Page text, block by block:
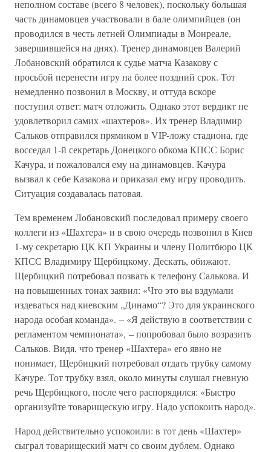
неполном составе (всего 8 человек), поскольку большая
часть динамовцев участвовали в бале олимпийцев (он
проводился в честь летней Олимпиады в Монреале,
завершившейся на днях). Тренер динамовцев Валерий
Лобановский обратился к судье матча Казакову с
просьбой перенести игру на более поздний срок. Тот
немедленно позвонил в Москву, и оттуда вскоре
поступил ответ: матч отложить. Однако этот вердикт не
удовлетворил самих «шахтеров». Их тренер Владимир
Сальков отправился прямиком в VIP-ложу стадиона, где
восседал 1-й секретарь Донецкого обкома КПСС Борис
Качура, и пожаловался ему на динамовцев. Качура
вызвал к себе Казакова и приказал ему игру проводить.
Ситуация создавалась патовая.
Тем временем Лобановский последовал примеру своего
коллеги из «Шахтера» и в свою очередь позвонил в Киев
1-му секретарю ЦК КП Украины и члену Политбюро ЦК
КПСС Владимиру Щербицкому. Дескать, обижают.
Щербицкий потребовал позвать к телефону Салькова. И
на повышенных тонах заявил: «Что это вы вздумали
издеваться над киевским „Динамо“? Это для украинского
народа особая команда». – «Я действую в соответствии с
регламентом чемпионата», – попробовал было возразить
Сальков. Видя, что тренер «Шахтера» его явно не
понимает, Щербицкий потребовал отдать трубку самому
Качуре. Тот трубку взял, около минуты слушал гневную
речь Щербицкого, после чего распорядился: «Быстро
организуйте товарищескую игру. Надо успокоить народ».
Народ действительно успокоили: в тот день «Шахтер»
сыграл товарищеский матч со своим дублем. Однако